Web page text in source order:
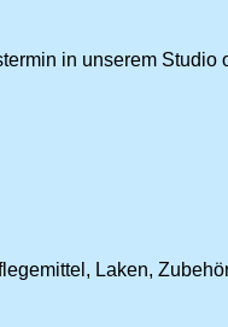
in unserem Studio
Laken,